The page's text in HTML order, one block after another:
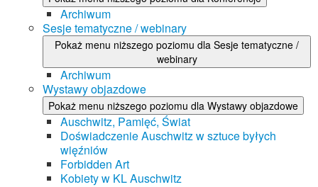
Archiwum
Sesje tematyczne / webinary
Pokaż menu niższego poziomu dla Sesje tematyczne /
webinary
Archiwum
Wystawy objazdowe
Pokaż menu niższego poziomu dla Wystawy objazdowe
Auschwitz, Pamięć, Świat
Doświadczenie Auschwitz w sztuce byłych
więźniów
Forbidden Art
Kobiety w KL Auschwitz